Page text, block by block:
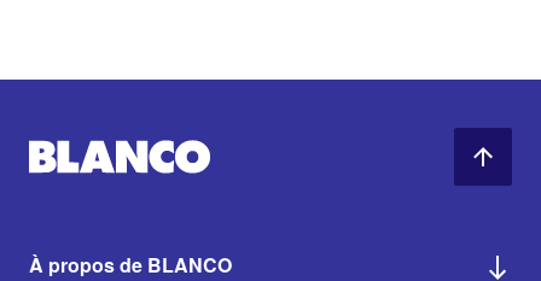
À propos de BLANCO